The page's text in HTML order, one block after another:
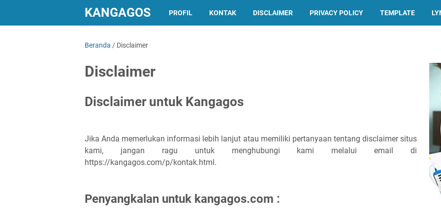
KANGAGOS PROFIL KONTAK DISCLAIMER PRIVACY POLICY TEMPLATE
Beranda / Disclaimer
Disclaimer
Disclaimer untuk Kangagos
Jika Anda memerlukan informasi lebih lanjut atau memiliki pertanyaan tentang disclaimer situs
kami, jangan ragu untuk menghubungi kami melalui email di
https://kangagos.com/p/kontak.html.
Penyangkalan untuk kangagos.com :